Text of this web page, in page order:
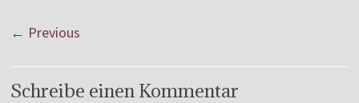
← Previous
Schreibe einen Kommentar